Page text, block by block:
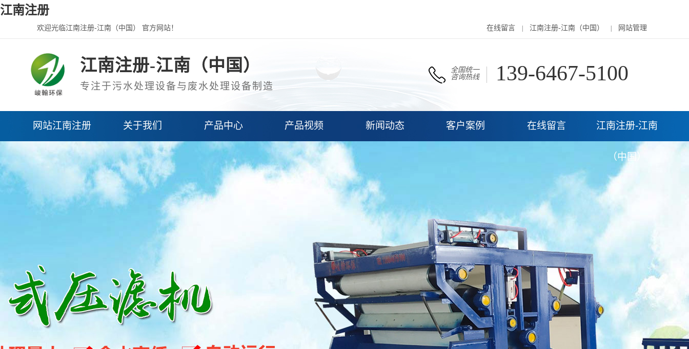
江南注册
欢迎光临江南注册-江南（中国） 官方网站！ 在线留言 江南注册-江南（中国） 网站管理
江南注册-江南（中国）
专注于污水处理设备与废水处理设备制造
全国统一
咨询热线
139-6467-5100
网站江南注册 关于我们 产品中心 产品视频 新闻动态 客户案例 在线留言 江南注册-江南
（中国）